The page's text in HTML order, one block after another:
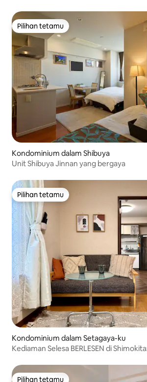
Pilihan tetamu
Pilihan tetamu
Kondominium dalam Shibuya
Unit Shibuya Jinnan yang bergaya
Pilihan tetamu
Pilihan tetamu
Kondominium dalam Setagaya-ku
Kediaman Selesa BERLESEN di
Pilihan tetamu